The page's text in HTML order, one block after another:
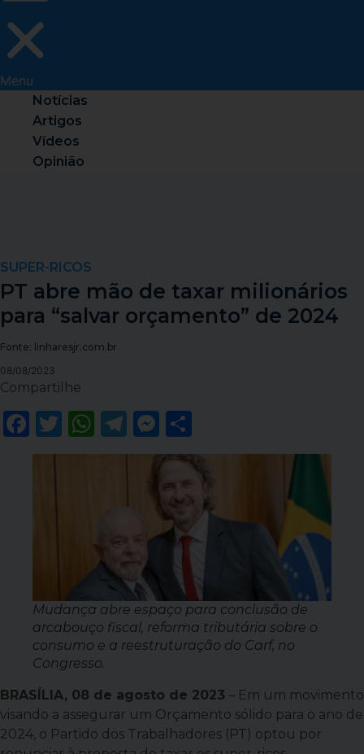
Menu
Notícias
Artigos
Vídeos
Opinião
SUPER-RICOS
PT abre mão de taxar milionários
para “salvar orçamento” de 2024
Fonte: linharesjr.com.br
08/08/2023
Compartilhe
Facebook
Twitter
WhatsApp
Telegram
Messenger
Mudança abre espaço para conclusão de
arcabouço fiscal, reforma tributária sobre o
consumo e a reestruturação do Carf, no
Congresso.
BRASÍLIA, 08 de agosto de 2023 – Em um movimento
visando a assegurar um Orçamento sólido para o ano de
2024, o Partido dos Trabalhadores (PT) optou por